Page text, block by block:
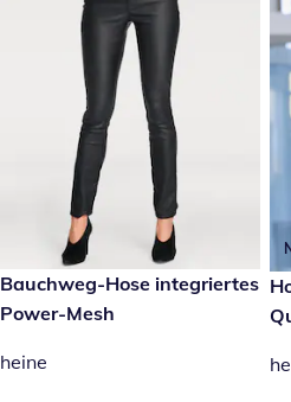
reduzierter Preis 49,99 €,
-28 %
Bauchweg-Hose integriertes
Power-Mesh
heine